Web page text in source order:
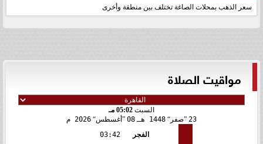
سعر الذهب بمحلات الصاغة تختلف بين منطقة وأخرى
مواقيت الصلاة
السبت 05:02 مـ
23 صفر 1448 هـ 08 أغسطس 2026 م
الفجر
03:42